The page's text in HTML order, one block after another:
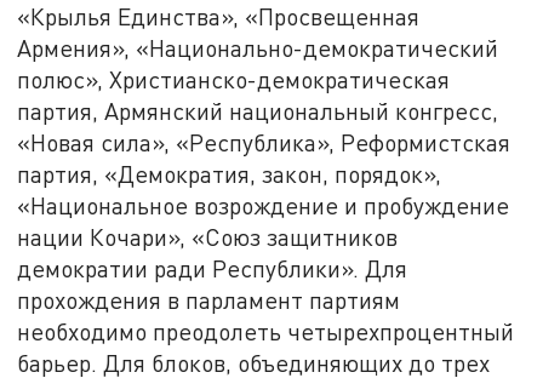
«Крылья Единства», «Просвещенная
Армения», «Национально-демократический
полюс», Христианско-демократическая
партия, Армянский национальный конгресс,
«Новая сила», «Республика», Реформистская
партия, «Демократия, закон, порядок»,
«Национальное возрождение и пробуждение
нации Кочари», «Союз защитников
демократии ради Республики». Для
прохождения в парламент партиям
необходимо преодолеть четырехпроцентный
барьер. Для блоков, объединяющих до трех